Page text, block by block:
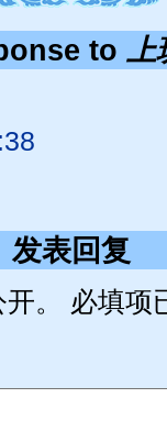
to 上
发表回复
。
必填项